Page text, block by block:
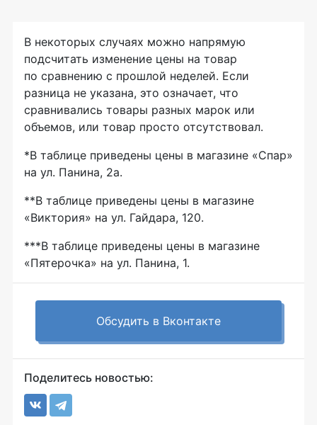
В некоторых случаях можно напрямую
подсчитать изменение цены на товар
по сравнению с прошлой неделей. Если
разница не указана, это означает, что
сравнивались товары разных марок или
объемов, или товар просто отсутствовал.
*В таблице приведены цены в магазине «Спар»
на ул. Панина, 2а.
**В таблице приведены цены в магазине
«Виктория» на ул. Гайдара, 120.
***В таблице приведены цены в магазине
«Пятерочка» на ул. Панина, 1.
Обсудить в Вконтакте
Поделитесь новостью: